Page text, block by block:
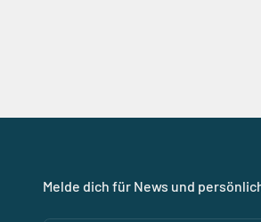
Melde dich für News und